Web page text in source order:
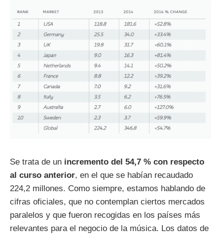
Se trata de un incremento del 54,7 % con respecto
al curso anterior, en el que se habían recaudado
224,2 millones. Como siempre, estamos hablando de
cifras oficiales, que no contemplan ciertos mercados
paralelos y que fueron recogidas en los países más
relevantes para el negocio de la música. Los datos de